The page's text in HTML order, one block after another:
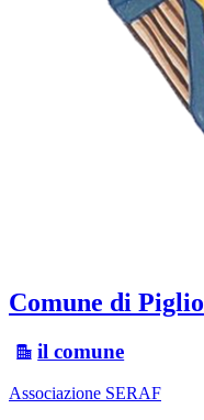
Comune di Piglio
il comune
Associazione SERAF